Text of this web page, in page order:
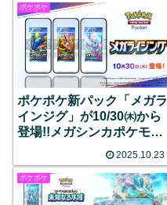
ポケポケ
ポケポケ新パック「メガラ
インジグ」が10/30㈭から
登場!!メガシンカポケモン
2025.10.23
ポケポケ